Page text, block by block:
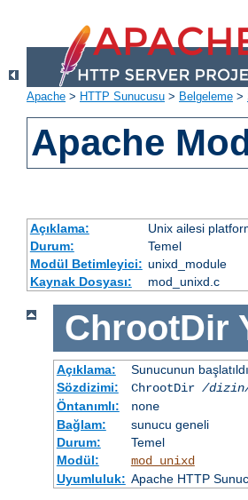
Apache > HTTP Sunucusu > Belgeleme >
Apache
Açıklama:
Unix ailesi
Durum:
Temel
Modül Betimleyici: unixd_module
Kaynak Dosyası:
mod_unixd.c
ChrootDir
Açıklama:
Sunucunun
Sözdizimi:
ChrootDir /
Öntanımlı:
none
Bağlam:
sunucu geneli
Durum:
Temel
Modül:
mod_unixd
Uyumluluk: Apache HTTP